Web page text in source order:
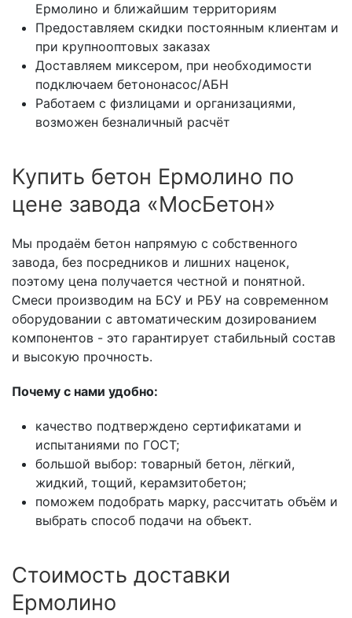
Ермолино и ближайшим территориям
Предоставляем скидки постоянным клиентам и
при крупнооптовых заказах
Доставляем миксером, при необходимости
подключаем бетононасос/АБН
Работаем с физлицами и организациями,
возможен безналичный расчёт
Купить бетон Ермолино по
цене завода «МосБетон»
Мы продаём бетон напрямую с собственного
завода, без посредников и лишних наценок,
поэтому цена получается честной и понятной.
Смеси производим на БСУ и РБУ на современном
оборудовании с автоматическим дозированием
компонентов - это гарантирует стабильный состав
и высокую прочность.
Почему с нами удобно:
качество подтверждено сертификатами и
испытаниями по ГОСТ;
большой выбор: товарный бетон, лёгкий,
жидкий, тощий, керамзитобетон;
поможем подобрать марку, рассчитать объём и
выбрать способ подачи на объект.
Стоимость доставки
Ермолино